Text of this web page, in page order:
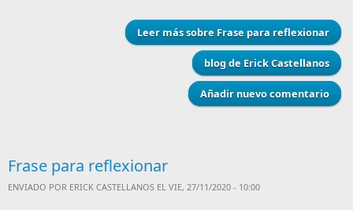
Leer mássobre Frase para reflexionar
blog de Erick Castellanos
Añadir nuevo comentario
Frase para reflexionar
ENVIADO POR ERICK CASTELLANOS EL VIE, 27/11/2020 - 10:00